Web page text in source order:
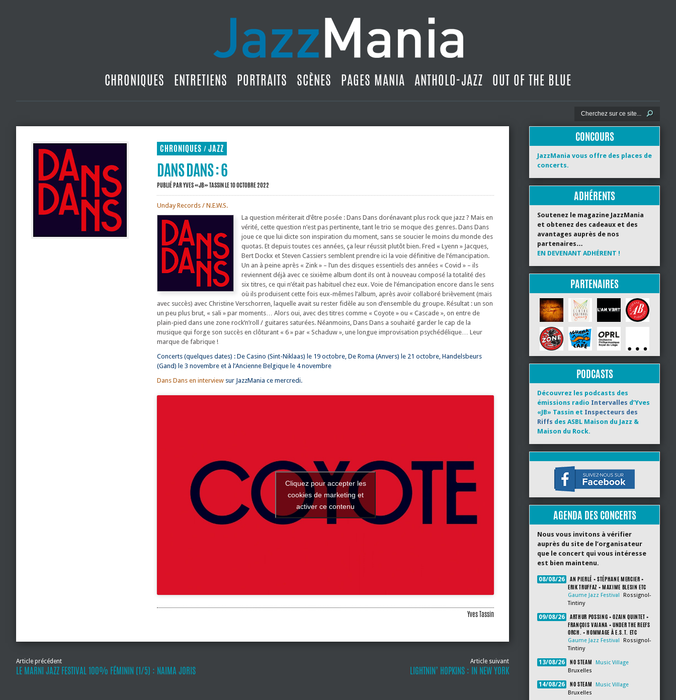
CHRONIQUES ENTRETIENS PORTRAITS SCÈNES PAGES MANIA ANTHOLO-JAZZ OUT OF THE BLUE
CHRONIQUES / JAZZ
DANS DANS : 6
PUBLIÉ PARYVES «JB» TASSINLE 10 OCTOBRE 2022
Unday Records / N.E.W.S.
La question mériterait d’être posée : Dans Dans dorénavant plus rock que jazz ? Mais en
vérité, cette question n’est pas pertinente, tant le trio se moque des genres. Dans Dans
joue ce que lui dicte son inspiration du moment, sans se soucier le moins du monde des
quotas. Et depuis toutes ces années, ça leur réussit plutôt bien. Fred « Lyenn » Jacques,
Bert Dockx et Steven Cassiers semblent prendre ici la voie définitive de l’émancipation.
Un an à peine après « Zink » – l’un des disques essentiels des années « Covid » – ils
reviennent déjà avec ce sixième album dont ils ont à nouveau composé la totalité des
six titres, ce qui n’était pas habituel chez eux. Voie de l’émancipation encore dans le sens
où ils produisent cette fois eux-mêmes l’album, après avoir collaboré brièvement (mais
avec succès) avec Christine Verschorren, laquelle avait su rester fidèle au son d’ensemble du groupe. Résultat : un son
un peu plus brut, « sali » par moments… Alors oui, avec des titres comme « Coyote » ou « Cascade », on entre de
plain-pied dans une zone rock’n’roll / guitares saturées. Néanmoins, Dans Dans a souhaité garder le cap de la
musique qui forge son succès en clôturant « 6 » par « Schaduw », une longue improvisation psychédélique… Leur
marque de fabrique !
Concerts (quelques dates) : De Casino (Sint-Niklaas) le 19 octobre, De Roma (Anvers) le 21 octobre, Handelsbeurs
(Gand) le 3 novembre et à l’Ancienne Belgique le 4 novembre
Dans Dans en interview sur JazzMania ce mercredi.
Cliquez pour accepter les
cookies de marketing et
activer ce contenu
Yves Tassin
Article précédent
LE MARNI JAZZ FESTIVAL 100% FÉMININ (1/5) : NAIMA JORIS
Article suivant
LIGHTNIN’ HOPKINS : IN NEW YORK
CONCOURS
JazzMania vous offre des places de
concerts.
ADHÉRENTS
Soutenez le magazine JazzMania
et obtenez des cadeaux et des
avantages auprès de nos
partenaires…
EN DEVENANT ADHÉRENT !
PARTENAIRES
PODCASTS
Découvrez les podcasts des
émissions radio Intervalles d’Yves
«JB» Tassin et Inspecteurs des
Riffs des ASBL Maison du Jazz &
Maison du Rock.
AGENDA DES CONCERTS
Nous vous invitons à vérifier
auprès du site de l’organisateur
que le concert qui vous intéresse
est bien maintenu.
08/08/26
AN PIERLÉ + STÉPHANE MERCIER +
ERIK TRUFFAZ + MAXIME BLESIN ETC
Gaume Jazz Festival
Rossignol-
Tintiny
09/08/26
ARTHUR POSSING + OZAIN QUINTET +
FRANÇOIS VAIANA + UNDER THE REEFS
ORCH. + HOMMAGE À E.S.T. ETC
Gaume Jazz Festival
Rossignol-
Tintiny
13/08/26 NO STEAM
Music Village
Bruxelles
14/08/26 NO STEAM
Music Village
Bruxelles